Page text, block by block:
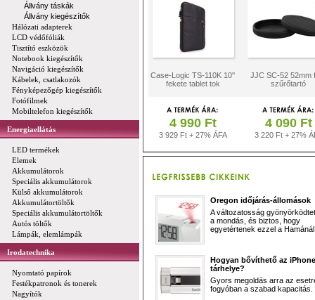
Állvány táskák
Állvány kiegészítők
Hálózati adapterek
LCD védőfóliák
Tisztító eszközök
Notebook kiegészítők
Navigáció kiegészítők
Kábelek, csatlakozók
Fényképezőgép kiegészítők
Fotófilmek
Mobiltelefon kiegészítők
Energiaellátás
LED termékek
Elemek
Akkumulátorok
Speciális akkumulátorok
Külső akkumulátorok
Akkumulátortöltők
Speciális akkumulátortöltők
Autós töltők
Lámpák, elemlámpák
Irodatechnika
Nyomtató papírok
Festékpatronok és tonerek
Nagyítók
Case-Logic TS-110K 10''
fekete tablet tok
JJC SC-52 52mm
szűrőtartó
4 990 Ft
3 929 Ft + 27% ÁFA
4 090 Ft
3 220 Ft + 27%
Oregon időjárás-állomások
A változatosság
a mondás, és biztos, hogy
egyetértenek ezzel a
Hogyan bővíthető az iPhone
tárhelye?
Gyors megoldás arra az
fogyóban a szabad kapacitás.